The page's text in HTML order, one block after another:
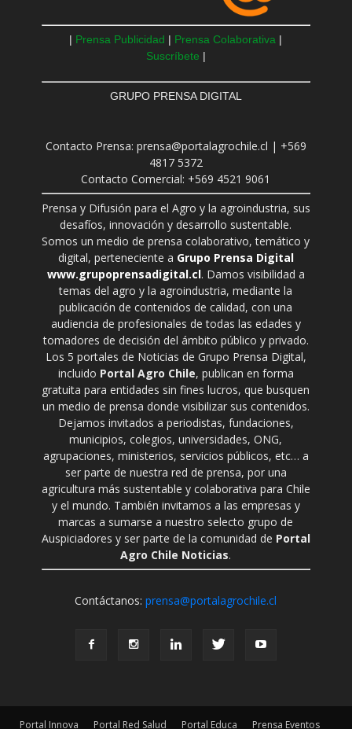
| Prensa Publicidad | Prensa Colaborativa |
Suscríbete |
GRUPO PRENSA DIGITAL
Contacto Prensa: prensa@portalagrochile.cl | +569
4817 5372
Contacto Comercial: +569 4521 9061
Prensa y Difusión para el Agro y la agroindustria, sus
desafíos, innovación y desarrollo sustentable.
Somos un medio de prensa colaborativo, temático y
digital, perteneciente a Grupo Prensa Digital
www.grupoprensadigital.cl. Damos visibilidad a
temas del agro y la agroindustria, mediante la
publicación de contenidos de calidad, con una
audiencia de profesionales de todas las edades y
tomadores de decisión del ámbito público y privado.
Los 5 portales de Noticias de Grupo Prensa Digital,
incluido Portal Agro Chile, publican en forma
gratuita para entidades sin fines lucros, que busquen
un medio de prensa donde visibilizar sus contenidos.
Dejamos invitados a periodistas, fundaciones,
municipios, colegios, universidades, ONG,
agrupaciones, ministerios, servicios públicos, etc… a
ser parte de nuestra red de prensa, por una
agricultura más sustentable y colaborativa para Chile
y el mundo. También invitamos a las empresas y
marcas a sumarse a nuestro selecto grupo de
Auspiciadores y ser parte de la comunidad de Portal
Agro Chile Noticias.
Contáctanos:prensa@portalagrochile.cl
Portal Innova Portal Red Salud Portal Educa Prensa Eventos